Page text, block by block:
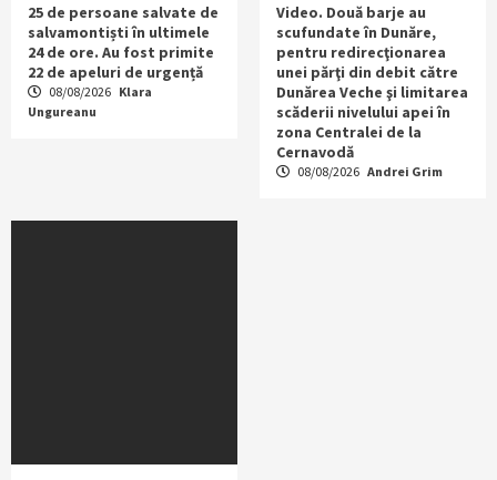
25 de persoane salvate de
salvamontiști în ultimele
24 de ore. Au fost primite
22 de apeluri de urgență
08/08/2026 Klara
Ungureanu
Video. Două barje au
scufundate în Dunăre,
pentru redirecţionarea
unei părţi din debit către
Dunărea Veche şi limitarea
scăderii nivelului apei în
zona Centralei de la
Cernavodă
08/08/2026 Andrei Grim